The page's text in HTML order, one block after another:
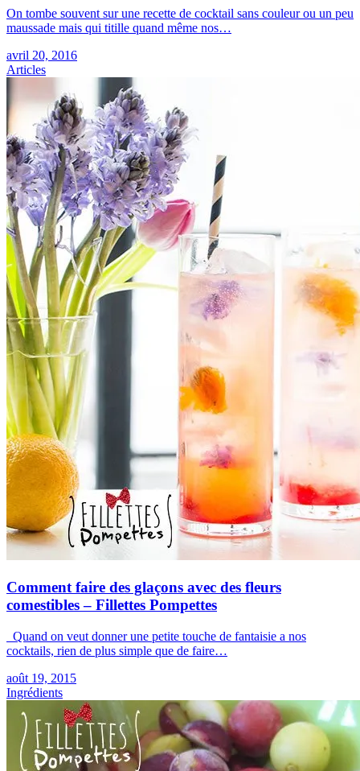
On tombe souvent sur une recette de cocktail sans couleur ou un peu
maussade mais qui titille quand même nos…
avril 20, 2016
Articles
Comment faire des glaçons avec des fleurs
comestibles – Fillettes Pompettes
Quand on veut donner une petite touche de fantaisie a nos
cocktails, rien de plus simple que de faire…
août 19, 2015
Ingrédients